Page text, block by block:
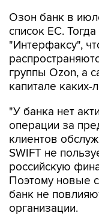
Озон банк в
список ЕС.
"Интерфаксу",
группы Ozon, а
капитале
"У банка нет
операции за
клиентов
SWIFT не
российскую
Поэтому новые
банк не
организации.